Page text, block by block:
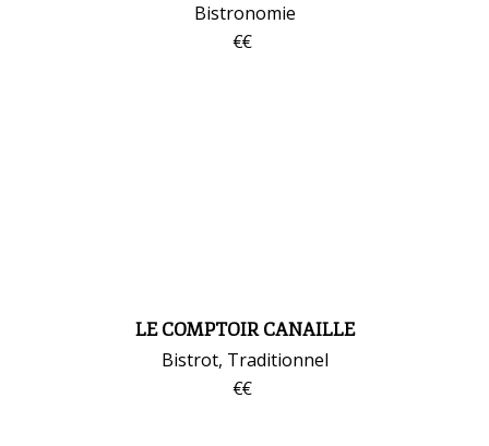
Bistronomie
LE COMPTOIR CANAILLE
Bistrot, Traditionnel